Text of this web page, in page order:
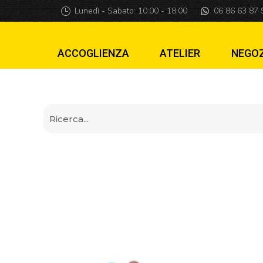
Bullone per
Lunedì - Sabato: 10:00 - 18:00 06 86 63 87
ACCOGLIENZA ATELIER